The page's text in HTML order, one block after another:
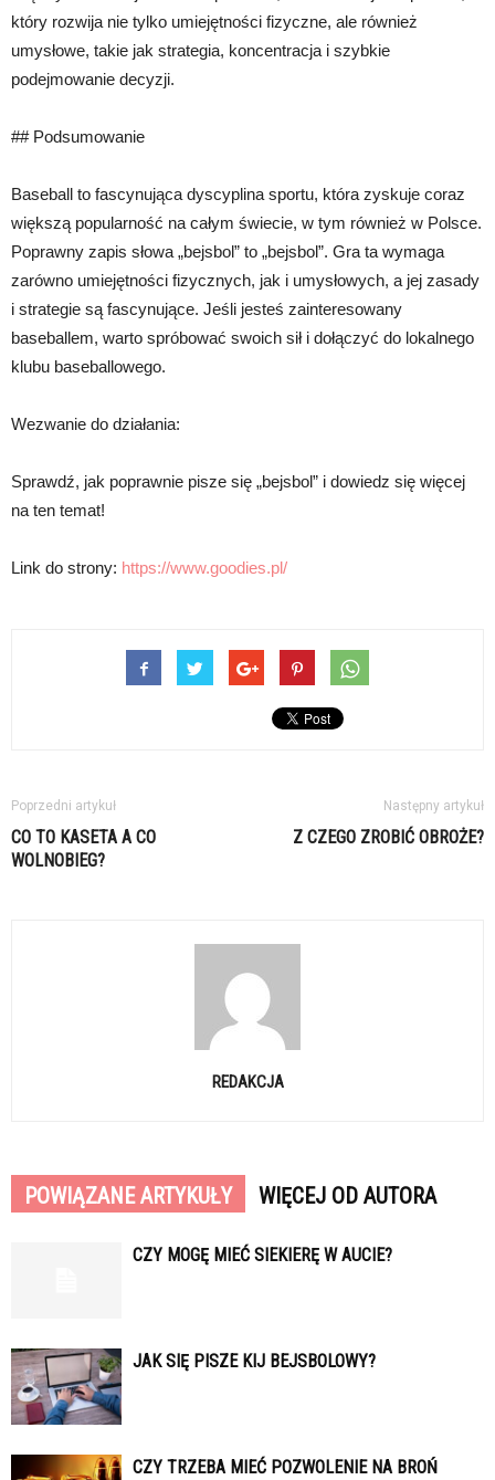
który rozwija nie tylko umiejętności fizyczne, ale również
umysłowe, takie jak strategia, koncentracja i szybkie
podejmowanie decyzji.
## Podsumowanie
Baseball to fascynująca dyscyplina sportu, która zyskuje coraz
większą popularność na całym świecie, w tym również w Polsce.
Poprawny zapis słowa „bejsbol” to „bejsbol”. Gra ta wymaga
zarówno umiejętności fizycznych, jak i umysłowych, a jej zasady
i strategie są fascynujące. Jeśli jesteś zainteresowany
baseballem, warto spróbować swoich sił i dołączyć do lokalnego
klubu baseballowego.
Wezwanie do działania:
Sprawdź, jak poprawnie pisze się „bejsbol” i dowiedz się więcej
na ten temat!
Link do strony: https://www.goodies.pl/
Poprzedni artykuł
CO TO KASETA A CO
WOLNOBIEG?
Następny artykuł
Z CZEGO ZROBIĆ OBROŻE?
REDAKCJA
POWIĄZANE ARTYKUŁY WIĘCEJ OD AUTORA
CZY MOGĘ MIEĆ SIEKIERĘ W AUCIE?
JAK SIĘ PISZE KIJ BEJSBOLOWY?
CZY TRZEBA MIEĆ POZWOLENIE NA BROŃ